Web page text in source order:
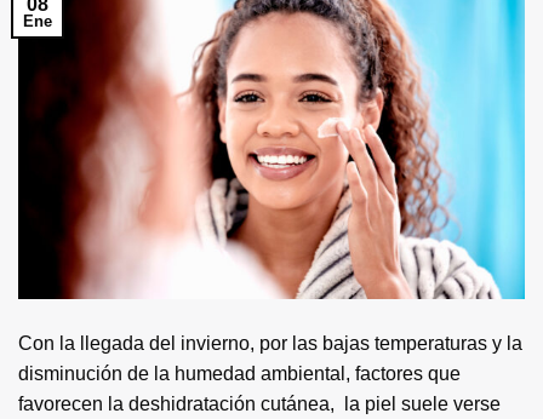
08
Ene
Con la llegada del invierno, por las bajas temperaturas y la
disminución de la humedad ambiental, factores que
favorecen la deshidratación cutánea, la piel suele verse